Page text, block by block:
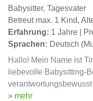
Babysitter, Tagesvater
Betreut max. 1 Kind,
Erfahrung: 1 Jahre |
Sprachen: Deutsch
Hallo! Mein Name ist
liebevolle Babysitting-
» mehr